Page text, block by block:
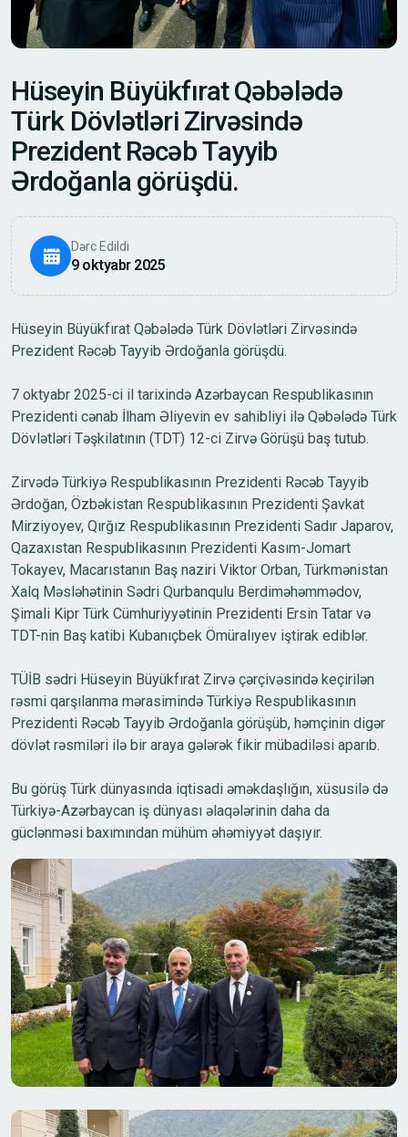
Hüseyin Büyükfırat Qəbələdə
Türk Dövlətləri Zirvəsində
Prezident RəcəbTayyib
Ərdoğanla görüşdü.
Dərc Edildi
9 oktyabr 2025
Hüseyin Büyükfırat Qəbələdə Türk Dövlətləri Zirvəsində
Prezident Rəcəb Tayyib Ərdoğanla görüşdü.
7 oktyabr 2025-ci il tarixində Azərbaycan Respublikasının
Prezidenti cənab İlham Əliyevin ev sahibliyi ilə Qəbələdə Türk
Dövlətləri Təşkilatının (TDT) 12-ci Zirvə Görüşü baş tutub.
Zirvədə Türkiyə Respublikasının Prezidenti Rəcəb Tayyib
Ərdoğan, Özbəkistan Respublikasının Prezidenti Şavkat
Mirziyoyev, Qırğız Respublikasının Prezidenti Sadır Japarov,
Qazaxıstan Respublikasının Prezidenti Kasım-Jomart
Tokayev, Macarıstanın Baş naziri Viktor Orban, Türkmənistan
Xalq Məsləhətinin Sədri Qurbanqulu Berdiməhəmmədov,
Şimali Kipr Türk Cümhuriyyətinin Prezidenti Ersin Tatar və
TDT-nin Baş katibi Kubanıçbek Ömüralıyev iştirak ediblər.
TÜİB sədri Hüseyin Büyükfırat Zirvə çərçivəsində keçirilən
rəsmi qarşılanma mərasimində Türkiyə Respublikasının
Prezidenti Rəcəb Tayyib Ərdoğanla görüşüb, həmçinin digər
dövlət rəsmiləri ilə bir araya gələrək fikir mübadiləsi aparıb.
Bu görüş Türk dünyasında iqtisadi əməkdaşlığın, xüsusilə də
Türkiyə-Azərbaycan iş dünyası əlaqələrinin daha da
güclənməsi baxımından mühüm əhəmiyyət daşıyır.